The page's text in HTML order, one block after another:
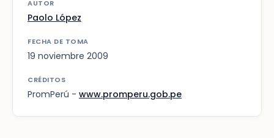
AUTOR
Paolo López
FECHA DE TOMA
19 noviembre 2009
CRÉDITOS
PromPerú - www.promperu.gob.pe